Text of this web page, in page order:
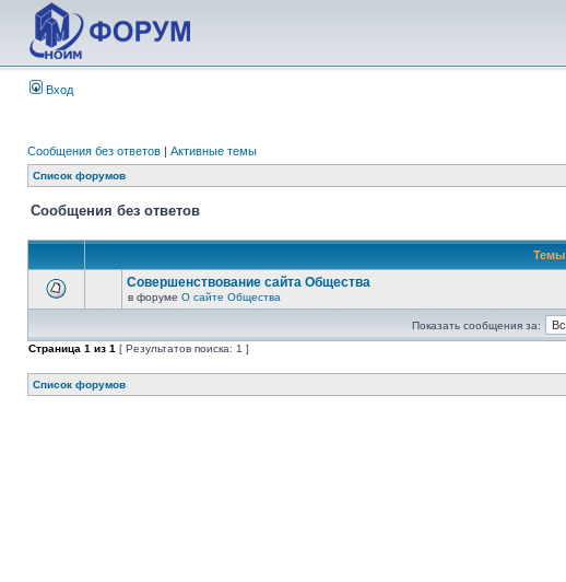
Вход
Сообщения без ответов | Активные темы
Список форумов
Сообщения без ответов
Темы
Совершенствование сайта Общества
в форуме О сайте Общества
Показать сообщения за:
Страница 1 из 1 [ Результатов поиска: 1 ]
Список форумов